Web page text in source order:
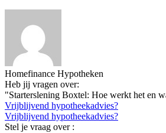
Homefinance Hypotheken
Heb jij vragen over:
"Starterslening Boxtel: Hoe werkt het en
Vrijblijvend hypotheekadvies?
Vrijblijvend hypotheekadvies?
Stel je vraag over :